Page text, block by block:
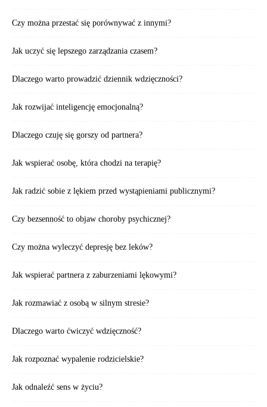
Czy można przestać się porównywać z innymi?
Jak uczyć się lepszego zarządzania czasem?
Dlaczego warto prowadzić dziennik wdzięczności?
Jak rozwijać inteligencję emocjonalną?
Dlaczego czuję się gorszy od partnera?
Jak wspierać osobę, która chodzi na terapię?
Jak radzić sobie z lękiem przed wystąpieniami publicznymi?
Czy bezsenność to objaw choroby psychicznej?
Czy można wyleczyć depresję bez leków?
Jak wspierać partnera z zaburzeniami lękowymi?
Jak rozmawiać z osobą w silnym stresie?
Dlaczego warto ćwiczyć wdzięczność?
Jak rozpoznać wypalenie rodzicielskie?
Jak odnaleźć sens w życiu?